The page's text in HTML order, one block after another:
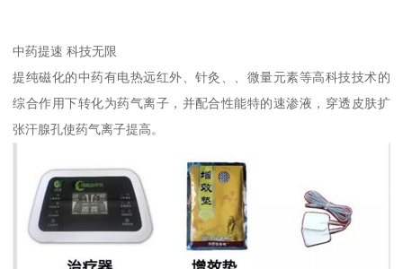
中药提速 科技无限
提纯磁化的中药有电热远红外、针灸、、微量元素等高科技技术的
综合作用下转化为药气离子，并配合性能特的速渗液，穿透皮肤扩
张汗腺孔使药气离子提高。